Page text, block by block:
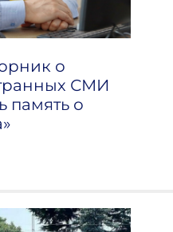
о
СМИ
память о